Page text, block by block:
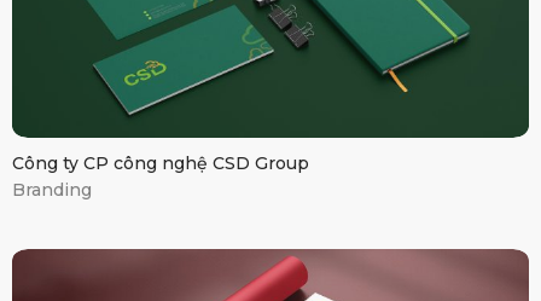
Công ty CP công nghệ CSD Group
Branding